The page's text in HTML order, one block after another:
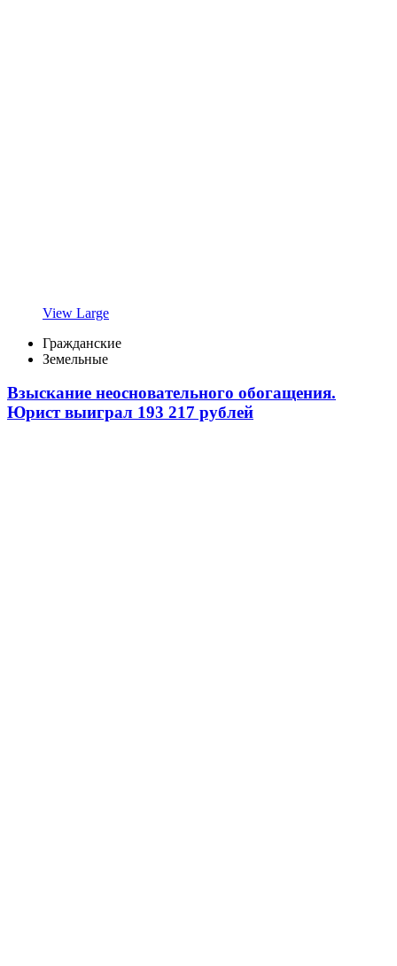
View Large
Гражданские
Земельные
Взыскание неосновательного обогащения.
Юрист выиграл 193 217 рублей